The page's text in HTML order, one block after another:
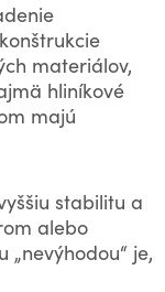
materiálov,
hliníkové
majú
stabilitu a
alebo
„nevýhodou“ je,